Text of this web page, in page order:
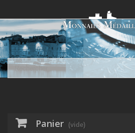
Panier (vide)